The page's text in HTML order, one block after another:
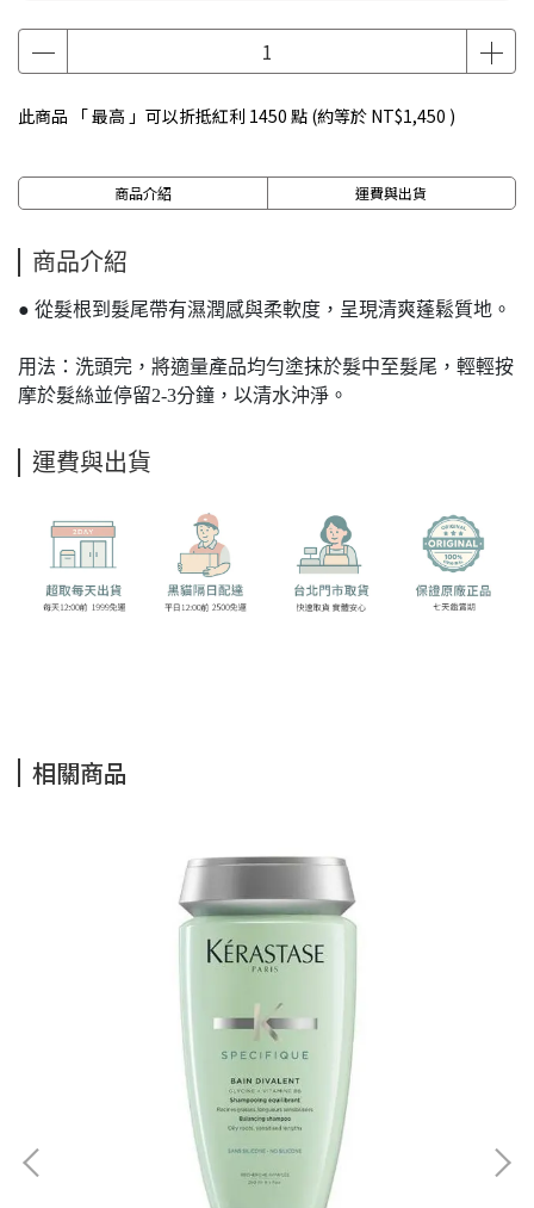
此商品 「 最高 」可以折抵紅利 1450 點 (約等於 NT$1,450 )
商品介紹 運費與出貨
商品介紹
● 從髮根到髮尾帶有濕潤感與柔軟度，呈現清爽蓬鬆質地。
用法：洗頭完，將適量產品均勻塗抹於髮中至髮尾，輕輕按
摩於髮絲並停留2-3分鐘，以清水沖淨。
運費與出貨
相關商品